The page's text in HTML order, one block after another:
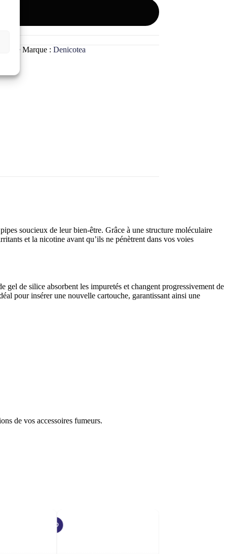
Marque : Denicotea
soucieux de leur bien-être. Grâce à une structure moléculaire
et la nicotine avant qu’ils ne pénètrent dans vos voies
de silice absorbent les impuretés et changent progressivement de
pour insérer une nouvelle cartouche, garantissant ainsi une
de vos accessoires fumeurs.